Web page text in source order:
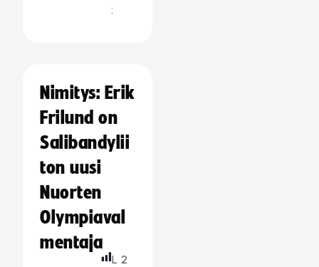
:
Nimitys: Erik
Frilund on
Salibandylii
ton uusi
Nuorten
Olympiaval
mentaja
L 2